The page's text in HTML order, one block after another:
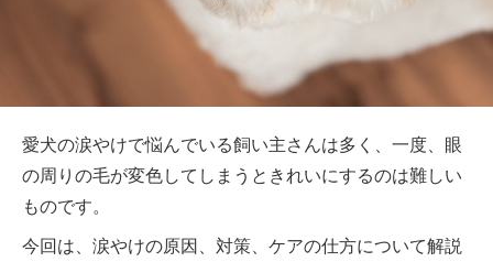
愛犬の涙やけで悩んでいる飼い主さんは多く、一度、眼
の周りの毛が変色してしまうときれいにするのは難しい
ものです。
今回は、涙やけの原因、対策、ケアの仕方について解説